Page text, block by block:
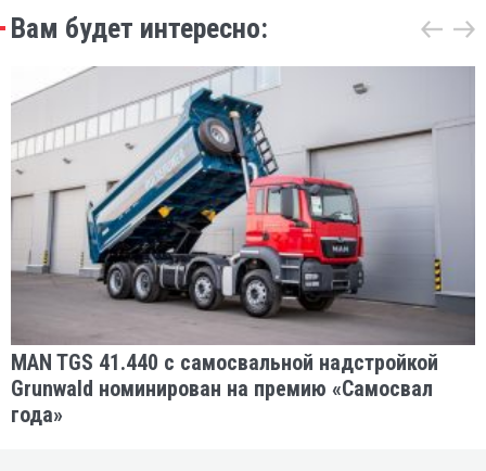
Вам будет интересно:
MAN TGS 41.440 с самосвальной надстройкой
Grunwald номинирован на премию «Самосвал
года»